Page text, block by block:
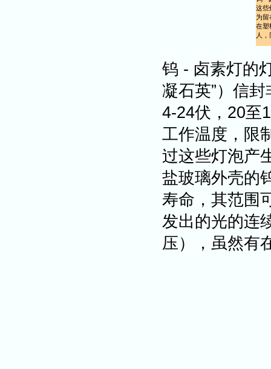
这些
为留
在塑
人
钨 - 卤素灯的
凝石英”）信
4-24伏，20至
工作温度，限
过这些灯泡产
盐玻璃外壳的
寿命，其范围
发出的光的连
压），虽然有